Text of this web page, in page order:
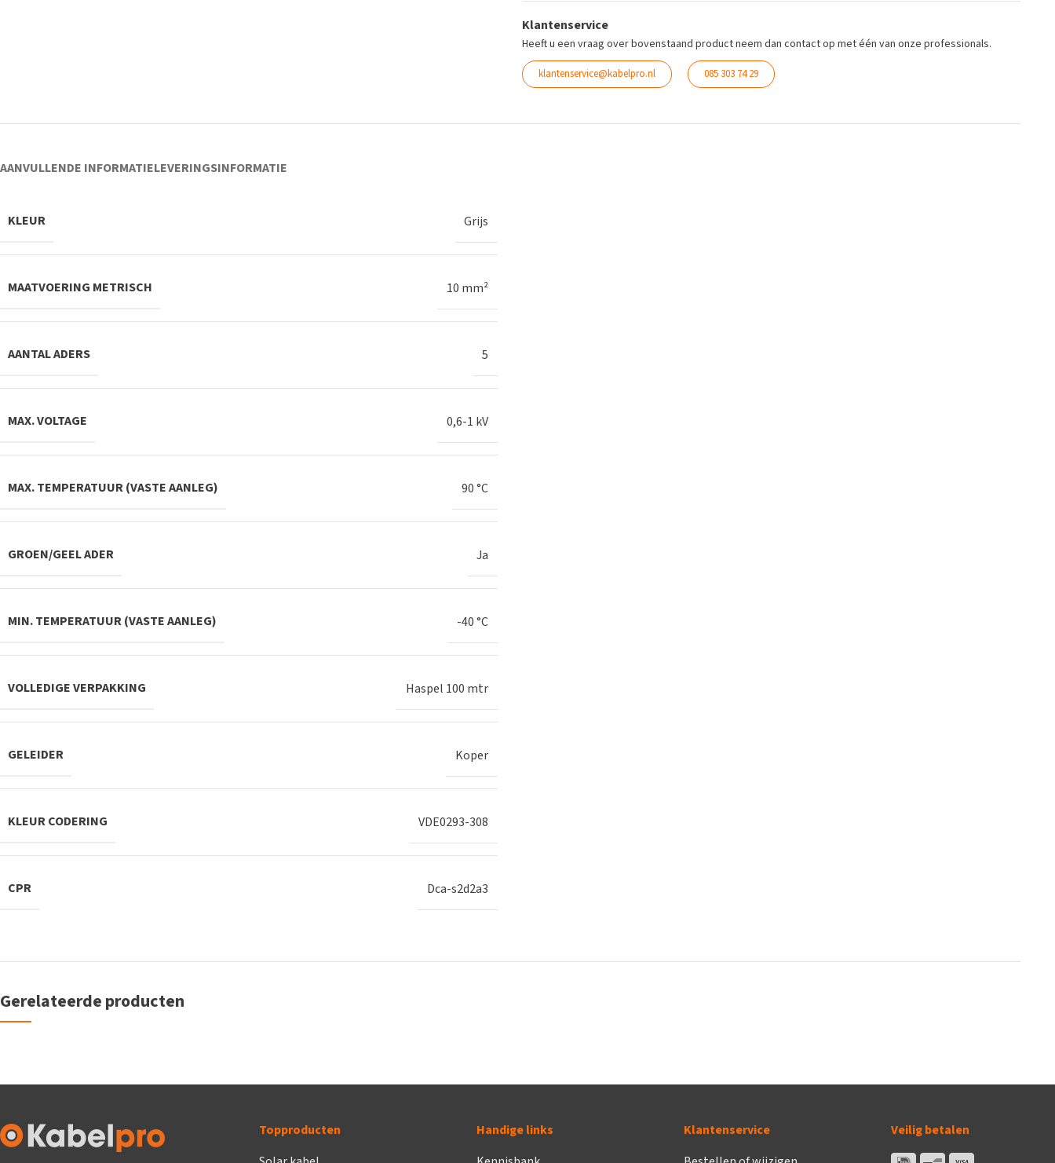
Klantenservice
Heeft u een vraag over bovenstaand product neem dan contact op met één van onze professionals.
klantenservice@kabelpro.nl 085 303 74 29
AANVULLENDE INFORMATIELEVERINGSINFORMATIE
KLEUR Grijs
MAATVOERING METRISCH 10 mm²
AANTAL ADERS 5
MAX. VOLTAGE 0,6-1 kV
MAX. TEMPERATUUR (VASTE AANLEG) 90 °C
GROEN/GEEL ADER Ja
MIN. TEMPERATUUR (VASTE AANLEG) -40 °C
VOLLEDIGE VERPAKKING Haspel 100 mtr
GELEIDER Koper
KLEUR CODERING VDE0293-308
CPR Dca-s2d2a3
Gerelateerde producten
Topproducten
Handige links
Klantenservice
Veilig betalen